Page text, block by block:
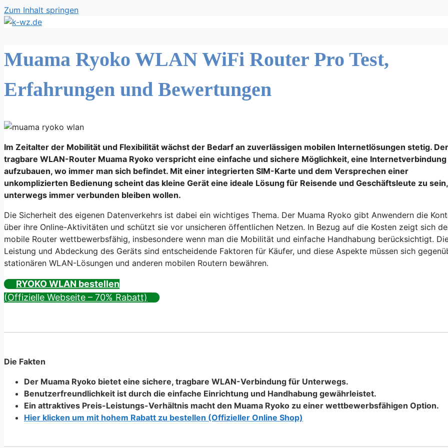
Zum Inhalt springen
Muama Ryoko WLAN WiFi Router Pro Test,
Erfahrungen und Bewertungen
Im Zeitalter der Mobilität und Flexibilität wächst der Bedarf an zuverlässigen mobilen Internetlösungen stetig. Der
tragbare WLAN-Router Muama Ryoko verspricht eine einfache und sichere Möglichkeit, eine Internetverbindung
aufzubauen, wo immer man sich befindet. Mit einer integrierten SIM-Karte und dem Versprechen einer
unkomplizierten Bedienung scheint das kleine Gerät eine ideale Lösung für Reisende und Geschäftsleute zu
unterwegs immer verbunden bleiben wollen.
Die Sicherheit des eigenen Datenverkehrs ist dabei ein wichtiges Thema. Der Muama Ryoko gibt Anwendern die
über ihre Online-Aktivitäten und schützt sie vor unsicheren öffentlichen Netzen. In Bezug auf die Kosten zeigt sich
mobile Router wettbewerbsfähig, insbesondere wenn man die Mobilität und einfache Handhabung berücksichtigt.
Leistung und Abdeckung des Geräts sind entscheidende Faktoren für Käufer, und diese Aspekte müssen sich
stationären WLAN-Lösungen und anderen mobilen Routern bewähren.
RYOKO WLAN bestellen
(Offizielle Webseite – 70% Rabatt)
Die Fakten
Der Muama Ryoko bietet eine sichere, tragbare WLAN-Verbindung für Unterwegs.
Benutzerfreundlichkeit ist durch die einfache Einrichtung und Handhabung gewährleistet.
Ein attraktives Preis-Leistungs-Verhältnis macht den Muama Ryoko zu einer wettbewerbsfähigen Option.
Hier klicken um mit hohem Rabatt zu bestellen (Offizieller Online Shop)